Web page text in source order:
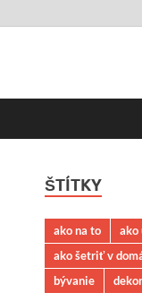
ŠTÍTKY
ako na to
ako šetriť v
bývanie